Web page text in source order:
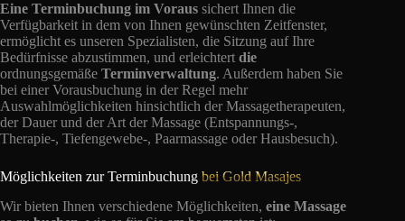
Eine Terminbuchung im Voraus sichert Ihnen die
Verfügbarkeit in dem von Ihnen gewünschten Zeitfenster,
ermöglicht es unseren Spezialisten, die Sitzung auf Ihre
Bedürfnisse abzustimmen, und erleichtert die
ordnungsgemäße Terminverwaltung. Außerdem haben Sie
bei einer Vorausbuchung in der Regel mehr
Auswahlmöglichkeiten hinsichtlich der Massagetherapeuten,
der Dauer und der Art der Massage (Entspannungs-,
Therapie-, Tiefengewebe-, Paarmassage oder Hausbesuch).
Möglichkeiten zur Terminbuchung bei Gold Masajes
Wir bieten Ihnen verschiedene Möglichkeiten, eine Massage